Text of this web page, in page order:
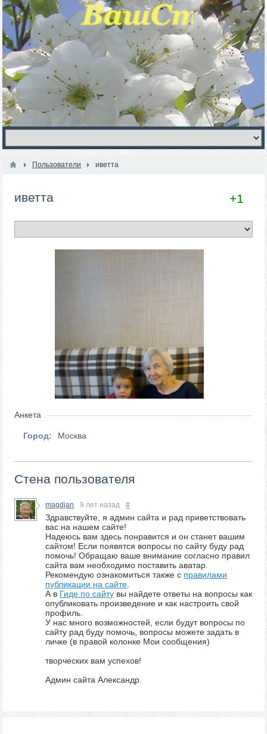
Пользователи иветта
+1
иветта
Анкета
Город: Москва
Стена пользователя
magdjan 9 лет назад #
Здравствуйте, я админ сайта и рад приветствовать
вас на нашем сайте!
Надеюсь вам здесь понравится и он станет вашим
сайтом! Если появятся вопросы по сайту буду рад
помочь! Обращаю ваше внимание согласно правил
сайта вам необходимо поставить аватар.
Рекомендую ознакомиться также с правилами
публикации на сайте.
А в Гиде по сайту вы найдете ответы на вопросы как
опубликовать произведение и как настроить свой
профиль.
У нас много возможностей, если будут вопросы по
сайту рад буду помочь, вопросы можете задать в
личке (в правой колонке Мои сообщения)
творческих вам успехов!
Админ сайта Александр.